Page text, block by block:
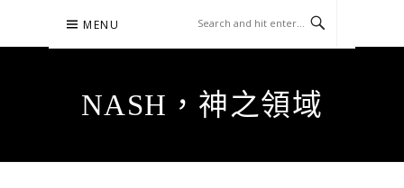
content
MENU
NASH，神之領域